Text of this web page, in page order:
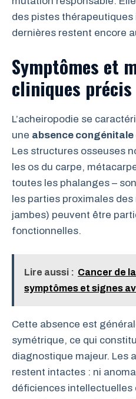
des pistes
dernières restent encore
Symptômes et
cliniques précis
L’acheiropodie se
une absence congénitale
Les structures osseuses
les os du carpe,
toutes les phalanges –
les parties proximales
jambes) peuvent être
fonctionnelles.
Lire aussi : Cancer de
symptômes et signes
Cette absence est
symétrique, ce qui
diagnostique majeur. Les
restent intactes : ni
déficiences intellectuelles